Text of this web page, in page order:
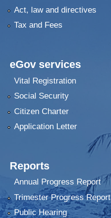
Act, law and directives
Tax and Fees
eGov services
Vital Registration
Social Security
Citizen Charter
Application Letter
Reports
Annual Progress Report
Trimester Progress Report
Public Hearing